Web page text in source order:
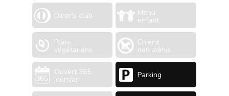
Diner's club Menu
enfant
Plats
végétariens
Chiens
non admis
Ouvert 365
jours/an Parking